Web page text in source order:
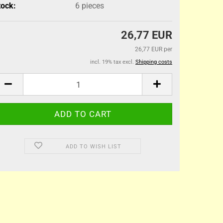
6 pieces
26,77 EUR
26,77 EUR per
incl. 19% tax excl. Shipping costs
ADD TO WISH LIST